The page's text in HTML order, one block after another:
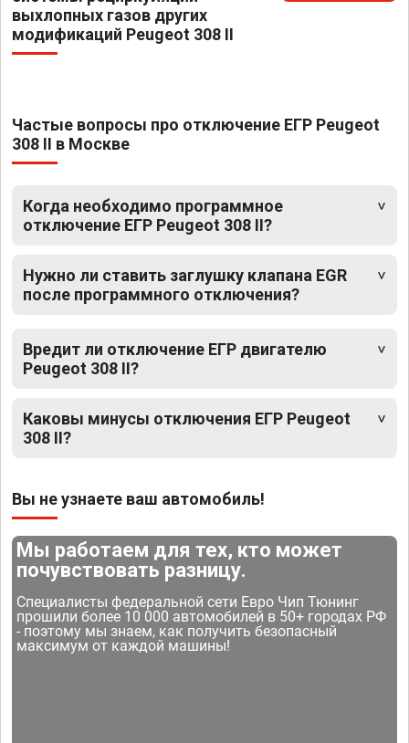
выхлопных газов других
модификаций Peugeot 308 II
Частые вопросы про отключение ЕГР Peugeot
308 II в Москве
Когда необходимо программное
отключение ЕГР Peugeot 308 II?
Нужно ли ставить заглушку клапана EGR
после программного отключения?
Вредит ли отключение ЕГР двигателю
Peugeot 308 II?
Каковы минусы отключения ЕГР Peugeot
308 II?
Вы не узнаете ваш автомобиль!
Мы работаем для тех, кто может
почувствовать разницу.
Специалисты федеральной сети Евро Чип Тюнинг
прошили более 10 000 автомобилей в 50+ городах РФ
- поэтому мы знаем, как получить безопасный
максимум от каждой машины!